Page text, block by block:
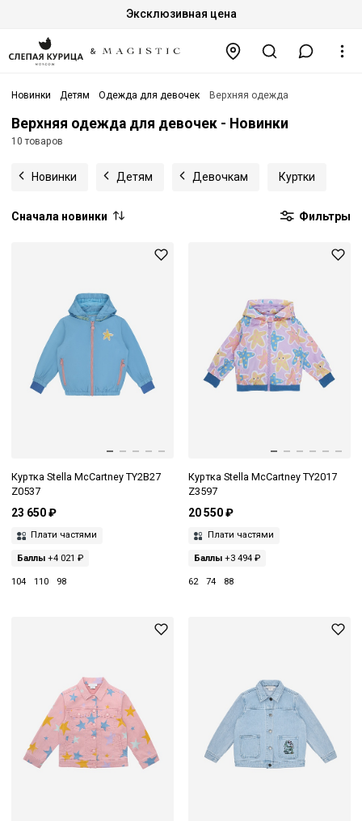
Эксклюзивная цена
Новинки Детям Одежда для девочек Верхняя одежда
Верхняя одежда для девочек - Новинки
10 товаров
Новинки Детям Девочкам Куртки
Сначала новинки Фильтры
Куртка Stella McCartney TY2B27
Z0537
23 650 ₽
Плати частями
Баллы +4 021 ₽
104 110 98
Куртка Stella McCartney TY2017
Z3597
20 550 ₽
Плати частями
Баллы+3 494 ₽
62 74 88